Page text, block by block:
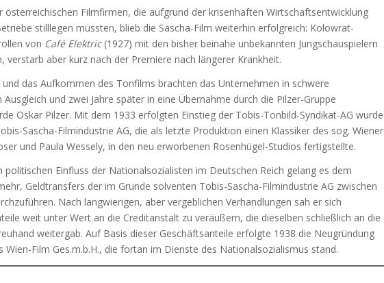
österreichischen Filmfirmen, die aufgrund der krisenhaften Wirtschaftsentwicklung
stilllegen mussten, blieb die Sascha-Film weiterhin erfolgreich: Kolowrat-
von Café Elektric (1927) mit den bisher beinahe unbekannten Jungschauspielern
verstarb aber kurz nach der Premiere nach längerer Krankheit.
das Aufkommen des Tonfilms brachten das Unternehmen in schwere
und zwei Jahre später in eine Übernahme durch die Pilzer-Gruppe
Oskar Pilzer. Mit dem 1933 erfolgten Einstieg der Tobis-Tonbild-Syndikat-AG wurde
Sascha-Filmindustrie AG, die als letzte Produktion einen Klassiker des sog. Wiener
und Paula Wessely, in den neu erworbenen Rosenhügel-Studios fertigstellte.
politischen Einfluss der Nationalsozialisten im Deutschen Reich gelang es dem
Geldtransfers der im Grunde solventen Tobis-Sascha-Filmindustrie AG zwischen
Nach langwierigen, aber vergeblichen Verhandlungen sah er sich
weit unter Wert an die Creditanstalt zu veräußern, die dieselben schließlich an die
weitergab. Auf Basis dieser Geschäftsanteile erfolgte 1938 die Neugründung
Wien-Film Ges.m.b.H., die fortan im Dienste des Nationalsozialismus stand.